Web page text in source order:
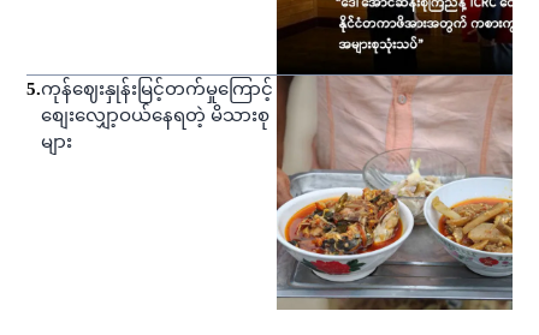
5.ကုန်ဈေးနှုန်းမြင့်တက်မှုကြောင့်
စျေးလျှော့ဝယ်နေရတဲ့ မိသားစု
များ